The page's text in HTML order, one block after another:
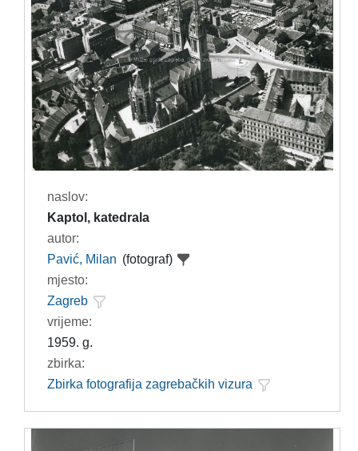
naslov:
Kaptol, katedrala
autor:
Pavić, Milan (fotograf)
mjesto:
Zagreb
vrijeme:
1959. g.
zbirka:
Zbirka fotografija zagrebačkih vizura